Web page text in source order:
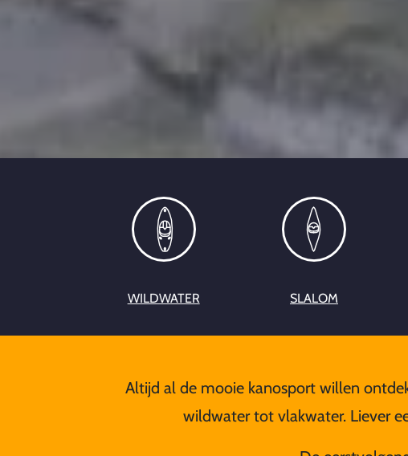
WILDWATER SLALOM
Altijd al de mooie kanosport willen
wildwater tot vlakwater. Liever